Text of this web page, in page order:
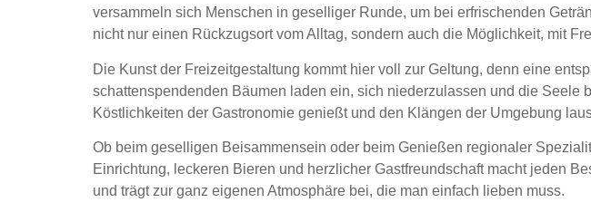
versammeln sich Menschen in geselliger Runde, um bei erfrischenden
nicht nur einen Rückzugsort vom Alltag, sondern auch die Möglichkeit, mit
Die Kunst der Freizeitgestaltung kommt hier voll zur Geltung, denn eine
schattenspendenden Bäumen laden ein, sich niederzulassen und die
Köstlichkeiten der Gastronomie genießt und den Klängen der Umgebung
Ob beim geselligen Beisammensein oder beim Genießen regionaler
Einrichtung, leckeren Bieren und herzlicher Gastfreundschaft macht jeden
und trägt zur ganz eigenen Atmosphäre bei, die man einfach lieben muss.